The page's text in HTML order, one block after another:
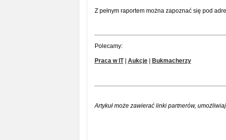
Z pełnym raportem można zapoznać się pod
Polecamy:
Praca w IT| Aukcje| Bukmacherzy
Artykuł może zawierać linki partnerów,